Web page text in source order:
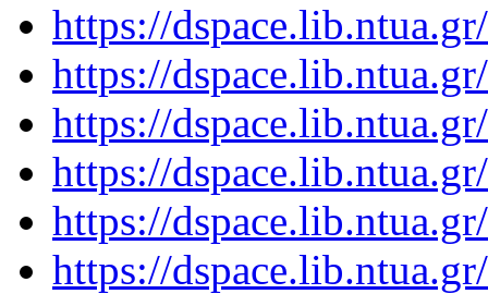
https://
https://
https://
https://
https://
https://